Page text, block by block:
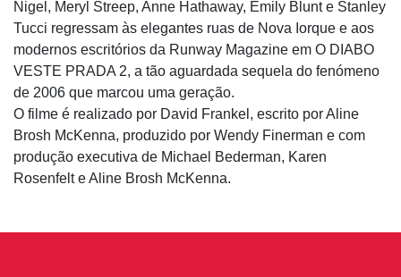
Nigel, Meryl Streep, Anne Hathaway, Emily Blunt e Stanley
Tucci regressam às elegantes ruas de Nova Iorque e aos
modernos escritórios da Runway Magazine em O DIABO
VESTE PRADA 2, a tão aguardada sequela do fenómeno
de 2006 que marcou uma geração.
O filme é realizado por David Frankel, escrito por Aline
Brosh McKenna, produzido por Wendy Finerman e com
produção executiva de Michael Bederman, Karen
Rosenfelt e Aline Brosh McKenna.